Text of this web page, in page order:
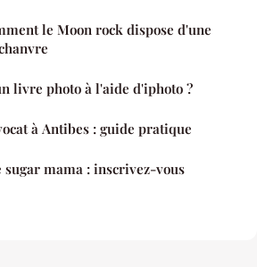
le Moon rock dispose d'une
livre photo à l'aide d'iphoto ?
à Antibes : guide pratique
sugar mama : inscrivez-vous